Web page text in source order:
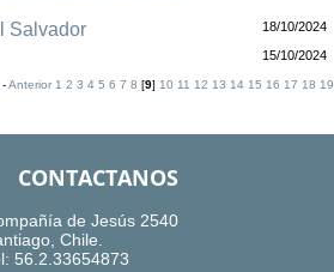
Salvador 18/10/2024
15/10/2024
Anterior 1 2 3 4 5 6 7 8 [9] 10 11 12 13 14 15 16 17 18 19
CONTACTANOS
de Jesús 2540
Chile.
56.2.33654873